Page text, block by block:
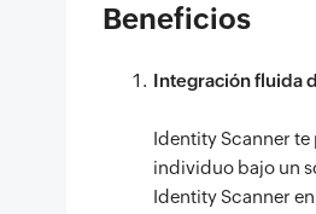
Beneficios
Integración fluida
Identity Scanner
individuo bajo un
Identity Scanner